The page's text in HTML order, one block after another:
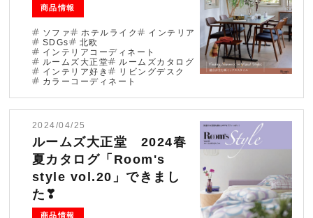
会社情報
採用情報
住まいのリフォー
ム
プ
法人のお客様へ
商品情報
ソファ ホテルライク
インテリア
SDGs
北欧
インテリアコーディネート
ルームズ大正堂
ルームズカタログ
インテリア好き
リビングデスク
カラーコーディネート
2024/04/25
ルームズ大正堂 2024春
夏カタログ「Room's
style vol.20」できまし
た❣
商品情報